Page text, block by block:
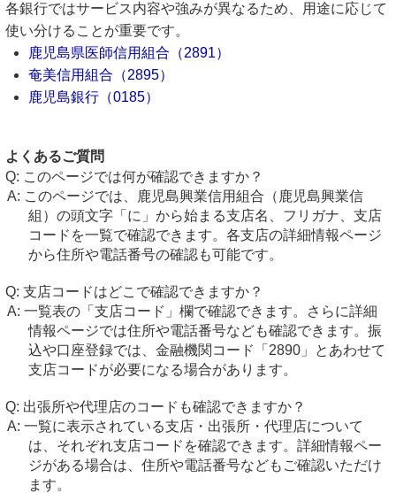
各銀行ではサービス内容や強みが異なるため、用途に応じて
使い分けることが重要です。
鹿児島県医師信用組合（2891）
奄美信用組合（2895）
鹿児島銀行（0185）
よくあるご質問
このページでは何が確認できますか？
このページでは、鹿児島興業信用組合（鹿児島興業信
組）の頭文字「に」から始まる支店名、フリガナ、支店
コードを一覧で確認できます。各支店の詳細情報ページ
から住所や電話番号の確認も可能です。
支店コードはどこで確認できますか？
一覧表の「支店コード」欄で確認できます。さらに詳細
情報ページでは住所や電話番号なども確認できます。振
込や口座登録では、金融機関コード「2890」とあわせて
支店コードが必要になる場合があります。
出張所や代理店のコードも確認できますか？
一覧に表示されている支店・出張所・代理店について
は、それぞれ支店コードを確認できます。詳細情報ペー
ジがある場合は、住所や電話番号などもご確認いただけ
ます。